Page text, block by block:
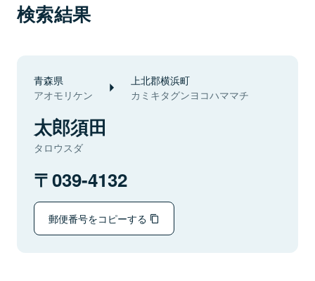
検索結果
青森県
アオモリケン
上北郡横浜町
カミキタグンヨコハママチ
太郎須田
タロウスダ
039-4132
郵便番号をコピーする